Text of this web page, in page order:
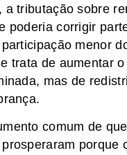
a tributação sobre
poderia corrigir
menor
trata de aumentar
mas de
comum de
porque